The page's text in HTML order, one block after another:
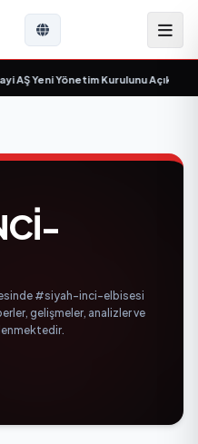
AŞ Yeni Yönetim Kurulunu
#siyah-inci-elbisesi
gelişmeler, analizler ve